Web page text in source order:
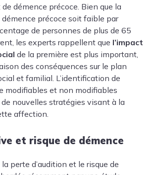
démence précoce. Bien que la
précoce soit faible par
de personnes de plus de 65
les experts rappellent que l’impact
de la première est plus important,
des conséquences sur le plan
et familial. L’identification de
modifiables et non modifiables
de nouvelles stratégies visant à la
affection.
et risque de démence
perte d’audition et le risque de